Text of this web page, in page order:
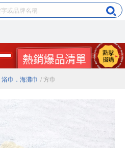
巾．海灘巾 / 方巾